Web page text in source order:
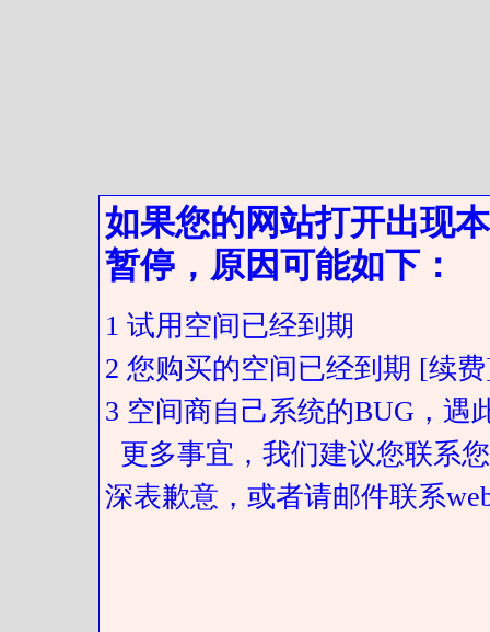
如果您的网站打开出现
暂停，原因可能如下：
1 试用空间已经到期
2 您购买的空间已经到期 [续
3 空间商自己系统的BUG，遇
更多事宜，我们建议您联系
深表歉意，或者请邮件联系